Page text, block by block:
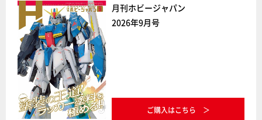
月刊ホビージャパン
2026年9月号
ご購入はこちら